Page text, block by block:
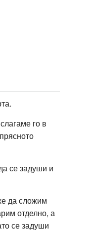
го в
се задуши и
да сложим
отделно, а
се задуши